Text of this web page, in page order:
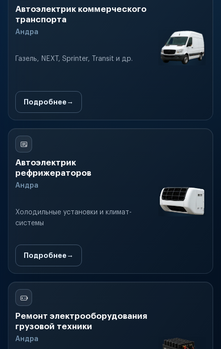
Автоэлектрик коммерческого
транспорта
Андра
Газель, NEXT, Sprinter, Transit и др.
Подробнее
Автоэлектрик
рефрижераторов
Андра
Холодильные установки и климат-
системы
Подробнее
Ремонт электрооборудования
грузовой техники
Андра